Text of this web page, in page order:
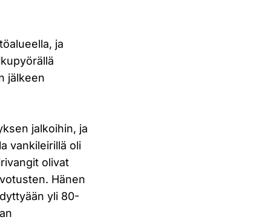
ja
jälkeen
jalkoihin, ja
vankileirillä oli
olivat
Hänen
yli 80-